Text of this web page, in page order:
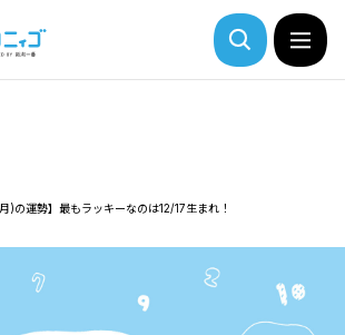
月)の運勢】最もラッキーなのは12/17生まれ！